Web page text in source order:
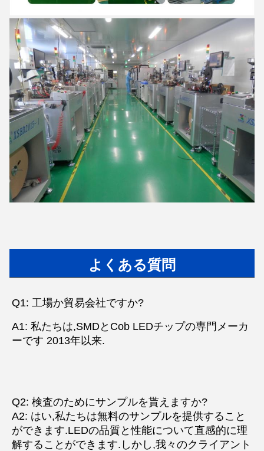
よくある質問
Q1: 工場か貿易会社ですか?
A1: 私たちは,SMDとCob LEDチップの専門メーカ
ーです 2013年以来.
Q2: 検査のためにサンプルを貰えますか?
A2: はい,私たちは無料のサンプルを提供すること
ができます.LEDの品質と性能について直感的に理
解することができます. しかし,我々のクライアント